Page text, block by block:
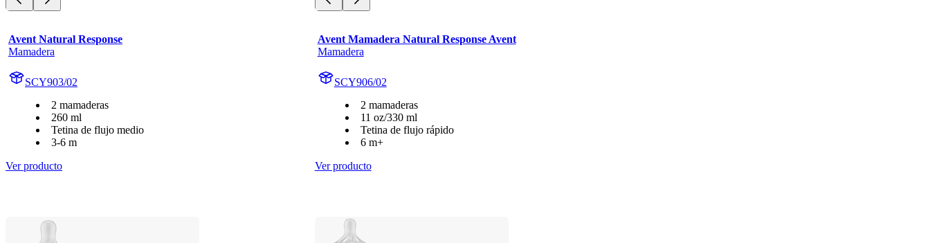
Avent Natural Response
Mamadera
SCY903/02
2 mamaderas
260 ml
Tetina de flujo medio
3-6 m
Ver producto
Avent Mamadera Natural Response Avent
Mamadera
SCY906/02
2 mamaderas
11 oz/330 ml
Tetina de flujo rápido
6 m+
Ver producto